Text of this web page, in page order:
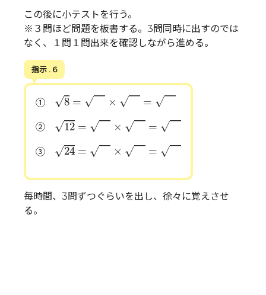
この後に小テストを行う。
※３問ほど問題を板書する。3問同時に出すのでは
なく、１問１問出来を確認しながら進める。
指示 . 6
① √8 = √ × √ = √
=×
② √12 = √ × √ = √
12=×
③ √24 = √ × √ = √
24=
毎時間、3問ずつぐらいを出し、徐々に覚えさせ
る。